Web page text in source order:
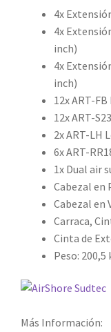
4x
4x
inch)
4x
inch)
12x ART-
12x ART-
2x ART-LH
6x ART-
1x Dual air
Cabezal en
Cabezal en
Carraca,
Cinta de
Peso: 200,5
Más Información: